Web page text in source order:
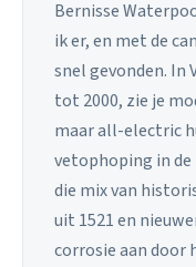
Bernisse
ik er, en met de
snel gevonden. In
tot 2000, zie je
maar all-electric
vetophoping in
die mix van
uit 1521 en
corrosie aan door